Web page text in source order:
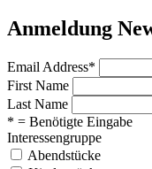
Anmeldung
Email Address*
First Name
Last Name
* = Benötigte Eingabe
Interessengruppe
Abendstücke